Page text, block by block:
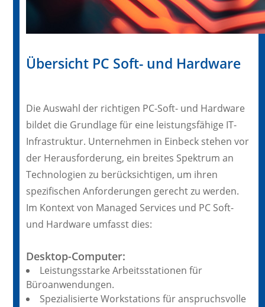
Übersicht PC Soft- und Hardware
Die Auswahl der richtigen PC-Soft- und Hardware
bildet die Grundlage für eine leistungsfähige IT-
Infrastruktur. Unternehmen in Einbeck stehen vor
der Herausforderung, ein breites Spektrum an
Technologien zu berücksichtigen, um ihren
spezifischen Anforderungen gerecht zu werden.
Im Kontext von Managed Services und PC Soft-
und Hardware umfasst dies:
Desktop-Computer:
Leistungsstarke Arbeitsstationen für
Büroanwendungen.
Spezialisierte Workstations für anspruchsvolle